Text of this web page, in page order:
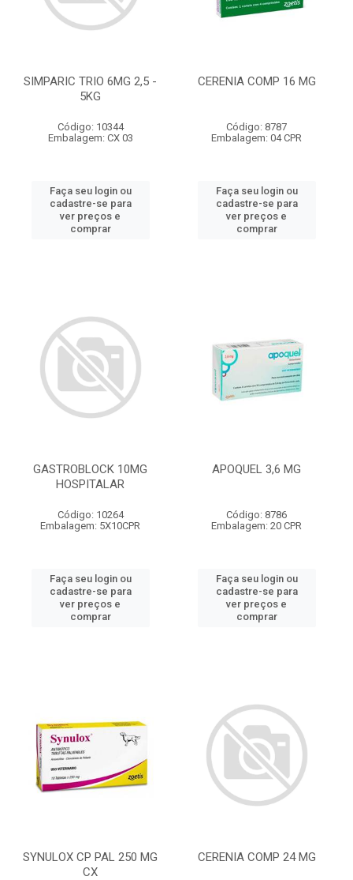
SIMPARIC TRIO 6MG 2,5 -
5KG
Código: 10344
Embalagem: CX 03
Faça seu login ou
cadastre-se para
ver preços e
comprar
CERENIA COMP 16 MG
Código: 8787
Embalagem: 04 CPR
Faça seu login ou
cadastre-se para
ver preços e
comprar
GASTROBLOCK 10MG
HOSPITALAR
Código: 10264
Embalagem: 5X10CPR
Faça seu login ou
cadastre-se para
ver preços e
comprar
APOQUEL 3,6 MG
Código: 8786
Embalagem: 20 CPR
Faça seu login ou
cadastre-se para
ver preços e
comprar
SYNULOX CP PAL 250 MG
CX
CERENIA COMP 24 MG